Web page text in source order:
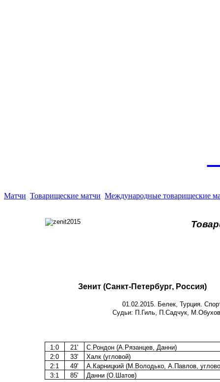
Матчи Товарищеские матчи Международные товарищеские
Зенит (Санкт-Петербург, Россия)
01.02.2015. Белек, Турция.
Судьи: П.Гиль, П.Садчук,
1:0 21'
С.Рондон (А.Рязанцев, Данни)
2:0
33'
Халк (угловой)
2:1
49'
А.Карницкий (М.Володько, А.Павлов,
3:1
85' Данни (О.Шатов)